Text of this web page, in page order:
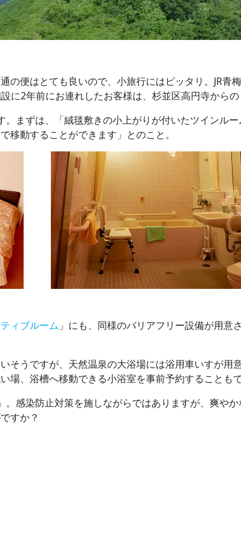
の便はとても良いので、小旅行にはピッタリ。JR
に2年前にお連れしたお客様は、杉並区高円寺からの
まずは、「絨毯敷きの小上がりが付いたツインル
移動することができます」とのこと。
ィブルーム 」にも、同様のバリアフリー設備が用意
そうですが、天然温泉の大浴場には浴用車いすが
場、浴槽へ移動できる小浴室を事前予約すること
感染防止対策を施しながらではありますが、爽やか
すか？